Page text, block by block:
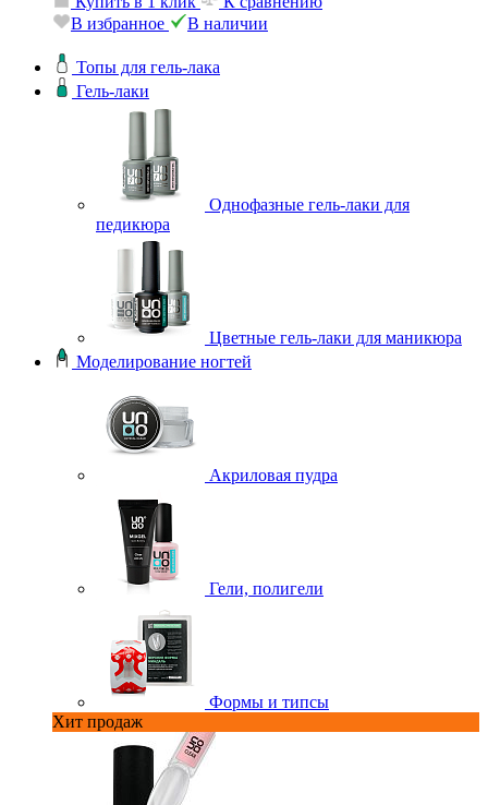
Купить в 1 клик
К сравнению
Топы для гель-лака
Гель-лаки
Однофазные гель-лаки для
педикюра
Цветные гель-лаки для маникюра
Моделирование ногтей
Акриловая пудра
Гели, полигели
Формы и типсы
Хит продаж